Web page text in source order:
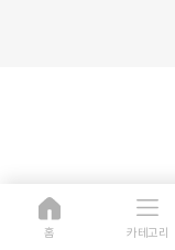
홈 카테고리